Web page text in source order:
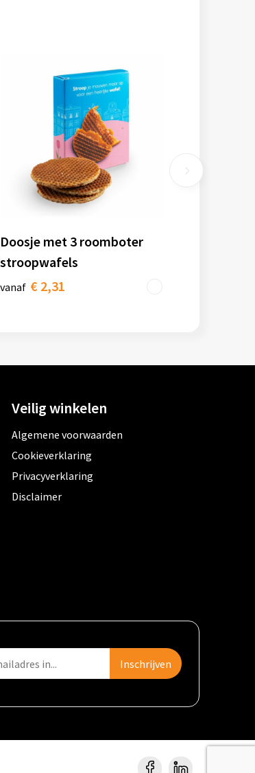
Doosje met 3 roomboter
stroopwafels
vanaf € 2,31
Veilig winkelen
Algemene voorwaarden
Cookieverklaring
Privacyverklaring
Disclaimer